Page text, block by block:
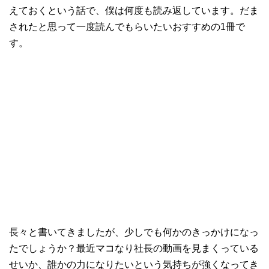
えておくという話で、僕は何度も読み返しています。だま
されたと思って一度読んでもらいたいおすすめの1冊で
す。
長々と書いてきましたが、少しでも何かのきっかけになっ
たでしょうか？最近マコなり社長の動画を見まくっている
せいか、誰かの力になりたいという気持ちが強くなってき